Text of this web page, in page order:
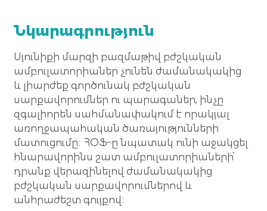
Նկարագրություն
Սյունիքի մարզի բազմաթիվ բժշկական
ամբուլատորիաներ չունեն ժամանակակից
և լիարժեք գործունակ բժշկական
սարքավորումներ ու պարագաներ, ինչը
զգալիորեն սահմանափակում է որակյալ
առողջապահական ծառայությունների
մատուցումը։ ՀՕՖ-ը նպատակ ունի աջակցել
հնարավորինս շատ ամբուլատորիաների՝
դրանք վերազինելով ժամանակակից
բժշկական սարքավորումներով և
անհրաժեշտ գույքով։